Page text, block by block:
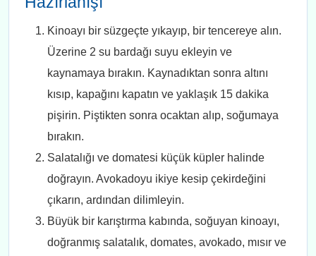
Kinoayı bir süzgeçte yıkayıp, bir tencereye alın.
Üzerine 2 su bardağı suyu ekleyin ve
kaynamaya bırakın. Kaynadıktan sonra altını
kısıp, kapağını kapatın ve yaklaşık 15 dakika
pişirin. Piştikten sonra ocaktan alıp, soğumaya
bırakın.
Salatalığı ve domatesi küçük küpler halinde
doğrayın. Avokadoyu ikiye kesip çekirdeğini
çıkarın, ardından dilimleyin.
Büyük bir karıştırma kabında, soğuyan kinoayı,
doğranmış salatalık, domates, avokado, mısır ve